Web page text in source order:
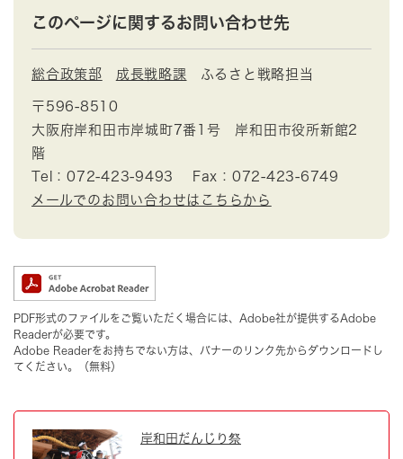
このページに関するお問い合わせ先
総合政策部 成長戦略課 ふるさと戦略担当
〒596-8510
大阪府岸和田市岸城町7番1号 岸和田市役所新館2
階
Tel：072-423-9493
Fax：072-423-6749
メールでのお問い合わせはこちらから
PDF形式のファイルをご覧いただく場合には、Adobe社が提供するAdobe
Readerが必要です。
Adobe Readerをお持ちでない方は、バナーのリンク先からダウンロードし
てください。（無料）
岸和田だんじり祭